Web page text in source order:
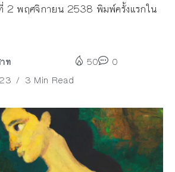
2 พฤศจิกายน 2538 พิมพ์ครั้งแรกใน
ท
3 Min Read
50 0